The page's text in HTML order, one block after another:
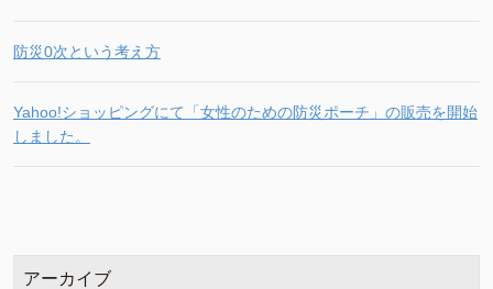
防災0次という考え方
Yahoo!ショッピングにて「女性のための防災ポーチ」の販売を開始
しました。
アーカイブ